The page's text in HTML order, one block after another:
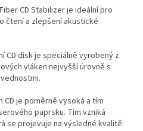
CD Stabilizer je ideální pro
čtení a zlepšení akustické
CD disk je speciálně vyrobený z
vláken nejvyšší úrovně s
je poměrně vysoká a tím
paprsku. Tím vzniká
se projevuje na výsledné kvalitě